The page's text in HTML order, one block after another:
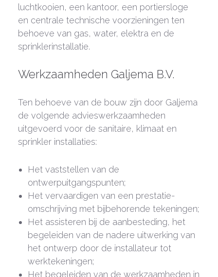
luchtkooien, een kantoor, een portiersloge
en centrale technische voorzieningen ten
behoeve van gas, water, elektra en de
sprinklerinstallatie.
Werkzaamheden Galjema B.V.
Ten behoeve van de bouw zijn door Galjema
de volgende advieswerkzaamheden
uitgevoerd voor de sanitaire, klimaat en
sprinkler installaties:
Het vaststellen van de
ontwerpuitgangspunten;
Het vervaardigen van een prestatie-
omschrijving met bijbehorende tekeningen;
Het assisteren bij de aanbesteding, het
begeleiden van de nadere uitwerking van
het ontwerp door de installateur tot
werktekeningen;
Het begeleiden van de werkzaamheden in